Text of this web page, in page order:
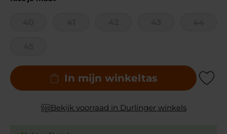
In mijn winkeltas Add to
Bekijk voorraad in Durlinger winkels